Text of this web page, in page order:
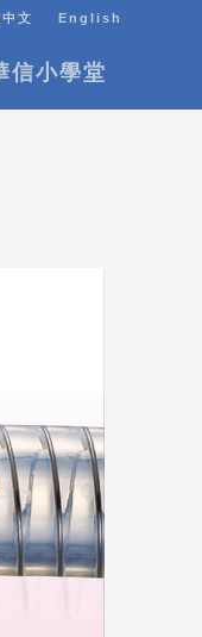
文 English
信小學堂